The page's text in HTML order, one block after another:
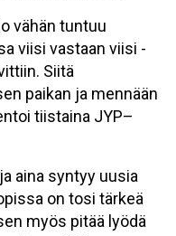
vähän tuntuu
viisi vastaan viisi -
Siitä
paikan ja mennään
tiistaina JYP–
aina syntyy uusia
on tosi tärkeä
myös pitää lyödä